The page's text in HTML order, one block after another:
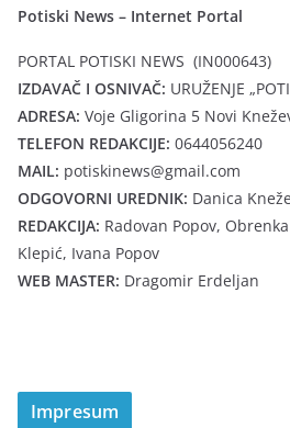
Potiski News – Internet Portal
PORTAL POTISKI NEWS (IN000643)
IZDAVAČ I OSNIVAČ: URUŽENJE
ADRESA: Voje Gligorina 5 Novi
TELEFON REDAKCIJE: 0644056240
MAIL: potiskinews@gmail.com
ODGOVORNI UREDNIK: Danica
REDAKCIJA: Radovan Popov,
Klepić, Ivana Popov
WEB MASTER: Dragomir Erdeljan
Impresum